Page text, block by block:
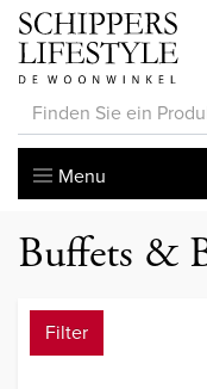
Menu
Buffets &
Filter